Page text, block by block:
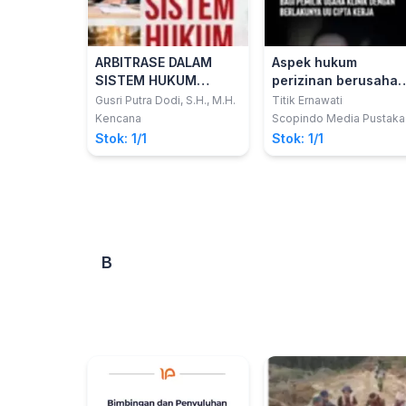
ARBITRASE DALAM
SISTEM HUKUM
INDONESIA
Gusri Putra Dodi, S.H., M.H.
Kencana
Stok: 1/1
Aspek hukum
perizinan berusaha
dan operasional
pemilik usaha klinik
dengan berlakunya
UU Cipta Kerja
Titik Ernawati
Scopindo Media Pustaka
Stok: 1/1
B